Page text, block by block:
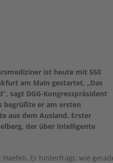
ist heute mit 550
am Main gestartet. „Das
sagt DGG-Kongresspräsident
begrüßte er am ersten
aus dem Ausland. Erster
der über intelligente
Haefeli. Er hinterfragt, wie